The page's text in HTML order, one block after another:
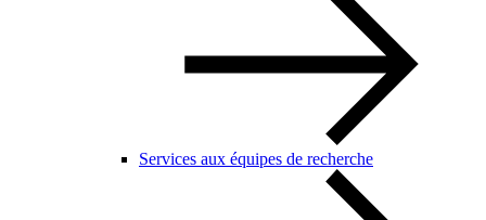
Services aux équipes de recherche